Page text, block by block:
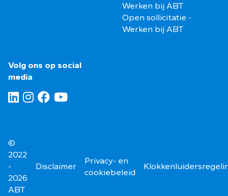
Werken bij ABT
Open sollicitatie -
Werken bij ABT
Volg ons op social
media
©
2022
-
2026
ABT
Disclaimer
Privacy- en
cookiebeleid